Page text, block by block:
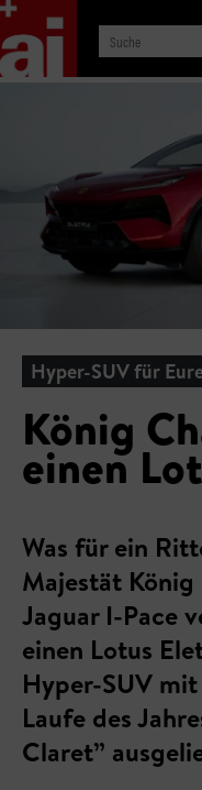
Hyper-SUV für
König
einen
Was für ein
Majestät
Jaguar I-Pace
einen Lotus
Hyper-SUV
Laufe des
Claret”